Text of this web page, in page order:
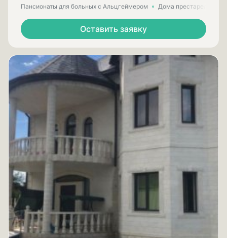
Пансионаты для больных с Альцгеймером Дома престарелых
Оставить заявку